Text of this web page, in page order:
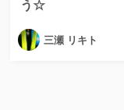
う☆
三瀬 リキト